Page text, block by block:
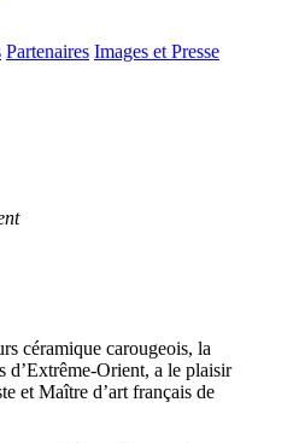
Partenaires Images et Presse
céramique carougeois, la
d’Extrême-Orient, a le plaisir
et Maître d’art français de